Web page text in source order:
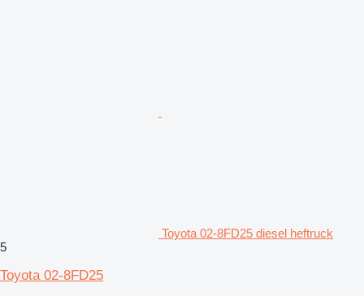
Toyota 02-8FD25 diesel heftruck
5
Toyota 02-8FD25